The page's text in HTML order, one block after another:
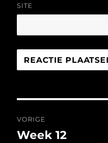
SITE
navigatie
VORIGE
Vorig
Week 12